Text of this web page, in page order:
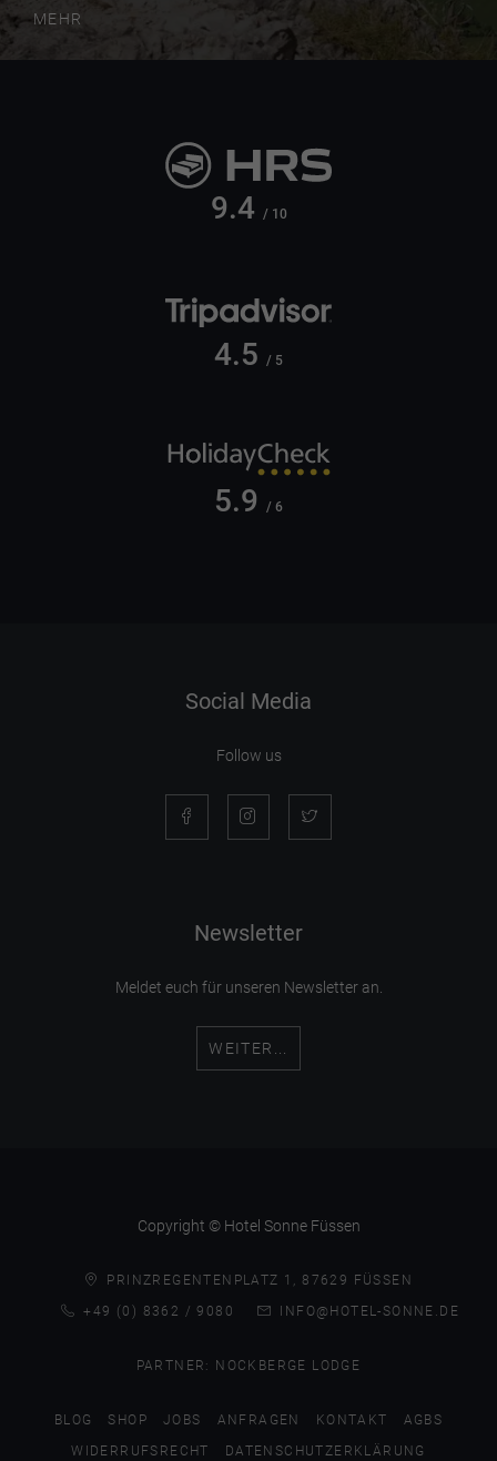
MEHR
9.4 / 10
4.5 / 5
5.9 / 6
Social Media
Follow us
Newsletter
Meldet euch für unseren Newsletter an.
WEITER...
Copyright © Hotel Sonne Füssen
PRINZREGENTENPLATZ 1, 87629 FÜSSEN
+49 (0) 8362 / 9080
INFO@HOTEL-SONNE.DE
PARTNER: NOCKBERGE LODGE
BLOG SHOP JOBS ANFRAGEN KONTAKT
AGBS
WIDERRUFSRECHT
DATENSCHUTZERKLÄRUNG